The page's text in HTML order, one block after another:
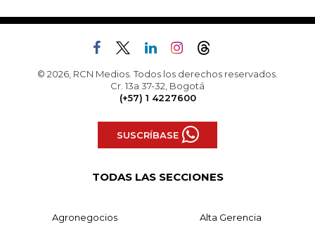
© 2026, RCN Medios. Todos los derechos reservados.
Cr. 13a 37-32, Bogotá
(+57) 1 4227600
SUSCRÍBASE
TODAS LAS SECCIONES
Agronegocios Alta Gerencia